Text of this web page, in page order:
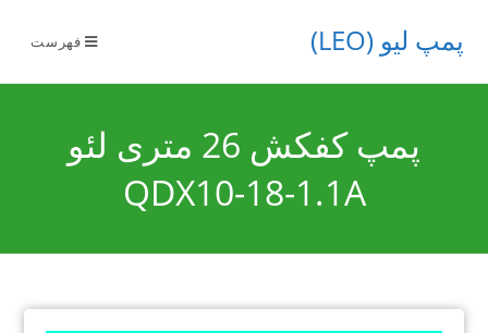
پمپ لیو (LEO) فهرست
پمپ کفکش 26 متری لئو
QDX10-18-1.1A